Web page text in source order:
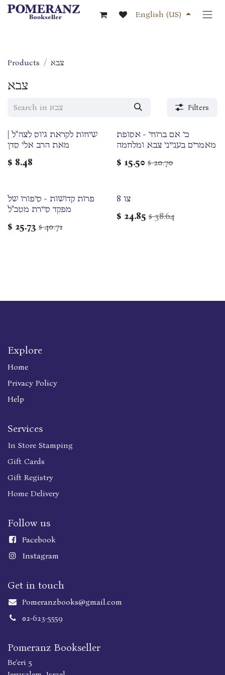
Skip to Content
English (US)
Products צבא
צבא
Filters
שיחות לקראת גיוס לצה"ל |
מאת הרב אלי סדן
$ 8.48
כי אם ברוחי - אסופת
מאמרים בענייני צבא ומלחמה
$ 15.50 $20.70
פרות קדושות - סיפורו של
מפקד סיירת מטכ"ל
$ 25.73 $40.71
צו 8
$ 24.85 $38.64
Explore
Home
Privacy Policy
Help
Services
In Store Stamping
Gift Cards
Gift Registry
Home Delivery
Follow us
Facebook
Instagram
Get in touch
Pomeranzbooks@gmail.com
02-623-5559
Pomeranz Bookseller
Be'eri 5